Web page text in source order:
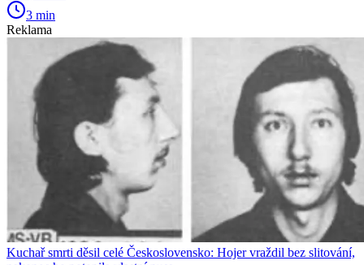
3 min
Reklama
Kuchař smrti děsil celé Československo: Hojer vraždil bez slitování,